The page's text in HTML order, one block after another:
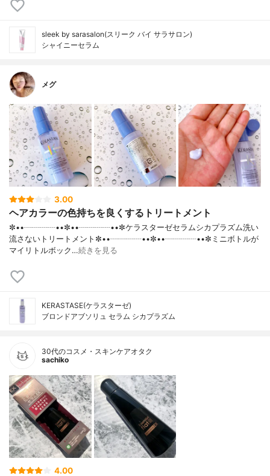
sleek by sarasalon(スリーク バイ サラサロン)
シャイニーセラム
メグ
3.00
ヘアカラーの色持ちを良くするトリートメント
✼••┈┈┈┈••✼••┈┈┈┈••✼ケラスターゼセラムシカプラズム洗い
流さないトリートメント✼••┈┈┈┈••✼••┈┈┈┈••✼ミニボトルが
マイリトルボック…続きを見る
KERASTASE(ケラスターゼ)
ブロンドアブソリュ セラム シカプラズム
30代のコスメ・スキンケアオタク
sachiko
4.00